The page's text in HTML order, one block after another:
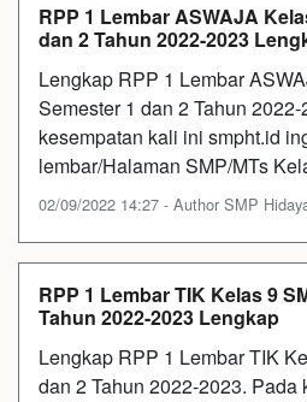
RPP 1 Lembar ASWAJA
dan 2 Tahun 2022-2023
Lengkap RPP 1 Lembar
Semester 1 dan 2 Tahun
kesempatan kali ini smpht.id
lembar/Halaman SMP/MTs
02/09/2022 14:27 - Author SMP
RPP 1 Lembar TIK Kelas 9
Tahun 2022-2023 Lengkap
Lengkap RPP 1 Lembar TIK
dan 2 Tahun 2022-2023. Pada